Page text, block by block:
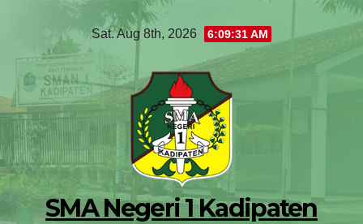
Sat. Aug 8th, 2026 6:09:33 AM
SMA Negeri 1 Kadipaten